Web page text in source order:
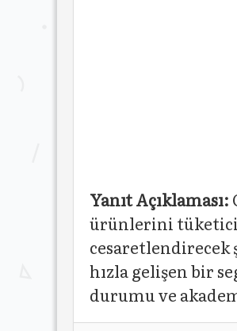
Yanıt Açıklaması:
ürünlerini
hızla gelişen bir
durumu ve